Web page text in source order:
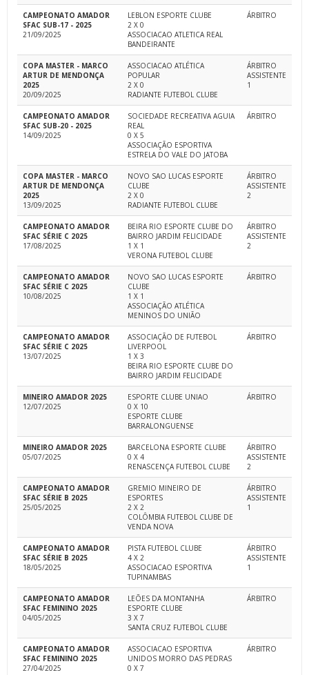
CAMPEONATO AMADOR
SFAC SUB-17 - 2025
21/09/2025
LEBLON ESPORTE CLUBE
2 X 0
ASSOCIACAO ATLETICA REAL
BANDEIRANTE
ÁRBITRO
COPA MASTER - MARCO
ARTUR DE MENDONÇA
2025
20/09/2025
ASSOCIACAO ATLÉTICA
POPULAR
2 X 0
RADIANTE FUTEBOL CLUBE
ÁRBITRO
ASSISTENTE
1
CAMPEONATO AMADOR
SFAC SUB-20 - 2025
14/09/2025
SOCIEDADE RECREATIVA AGUIA
REAL
0 X 5
ASSOCIAÇÃO ESPORTIVA
ESTRELA DO VALE DO JATOBA
ÁRBITRO
COPA MASTER - MARCO
ARTUR DE MENDONÇA
2025
13/09/2025
NOVO SAO LUCAS ESPORTE
CLUBE
2 X 0
RADIANTE FUTEBOL CLUBE
ÁRBITRO
ASSISTENTE
2
CAMPEONATO AMADOR
SFAC SÉRIE C 2025
17/08/2025
BEIRA RIO ESPORTE CLUBE DO
BAIRRO JARDIM FELICIDADE
1 X 1
VERONA FUTEBOL CLUBE
ÁRBITRO
ASSISTENTE
2
CAMPEONATO AMADOR
SFAC SÉRIE C 2025
10/08/2025
NOVO SAO LUCAS ESPORTE
CLUBE
1 X 1
ASSOCIAÇÃO ATLÉTICA
MENINOS DO UNIÃO
ÁRBITRO
CAMPEONATO AMADOR
SFAC SÉRIE C 2025
13/07/2025
ASSOCIAÇÃO DE FUTEBOL
LIVERPOOL
1 X 3
BEIRA RIO ESPORTE CLUBE DO
BAIRRO JARDIM FELICIDADE
ÁRBITRO
MINEIRO AMADOR 2025
12/07/2025
ESPORTE CLUBE UNIAO
0 X 10
ESPORTE CLUBE
BARRALONGUENSE
ÁRBITRO
MINEIRO AMADOR 2025
05/07/2025
BARCELONA ESPORTE CLUBE
0 X 4
RENASCENÇA FUTEBOL CLUBE
ÁRBITRO
ASSISTENTE
2
CAMPEONATO AMADOR
SFAC SÉRIE B 2025
25/05/2025
GREMIO MINEIRO DE
ESPORTES
2 X 2
COLÔMBIA FUTEBOL CLUBE DE
VENDA NOVA
ÁRBITRO
ASSISTENTE
1
CAMPEONATO AMADOR
SFAC SÉRIE B 2025
18/05/2025
PISTA FUTEBOL CLUBE
4 X 2
ASSOCIACAO ESPORTIVA
TUPINAMBAS
ÁRBITRO
ASSISTENTE
1
CAMPEONATO AMADOR
SFAC FEMININO 2025
04/05/2025
LEÕES DA MONTANHA
ESPORTE CLUBE
3 X 7
SANTA CRUZ FUTEBOL CLUBE
ÁRBITRO
CAMPEONATO AMADOR
SFAC FEMININO 2025
27/04/2025
ASSOCIACAO ESPORTIVA
UNIDOS MORRO DAS PEDRAS
0 X 7
ÁRBITRO